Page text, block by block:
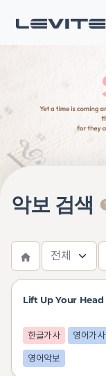
악보 검색
Lift Up Your Head
한글가사 영어가사
영어악보